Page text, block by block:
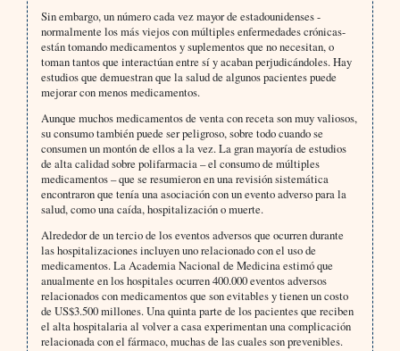
Sin embargo, un número cada vez mayor de estadounidenses -
normalmente los más viejos con múltiples enfermedades crónicas-
están tomando medicamentos y suplementos que no necesitan, o
toman tantos que interactúan entre sí y acaban perjudicándoles. Hay
estudios que demuestran que la salud de algunos pacientes puede
mejorar con menos medicamentos.
Aunque muchos medicamentos de venta con receta son muy valiosos,
su consumo también puede ser peligroso, sobre todo cuando se
consumen un montón de ellos a la vez. La gran mayoría de estudios
de alta calidad sobre polifarmacia – el consumo de múltiples
medicamentos – que se resumieron en una revisión sistemática
encontraron que tenía una asociación con un evento adverso para la
salud, como una caída, hospitalización o muerte.
Alrededor de un tercio de los eventos adversos que ocurren durante
las hospitalizaciones incluyen uno relacionado con el uso de
medicamentos. La Academia Nacional de Medicina estimó que
anualmente en los hospitales ocurren 400.000 eventos adversos
relacionados con medicamentos que son evitables y tienen un costo
de US$3.500 millones. Una quinta parte de los pacientes que reciben
el alta hospitalaria al volver a casa experimentan una complicación
relacionada con el fármaco, muchas de las cuales son prevenibles.